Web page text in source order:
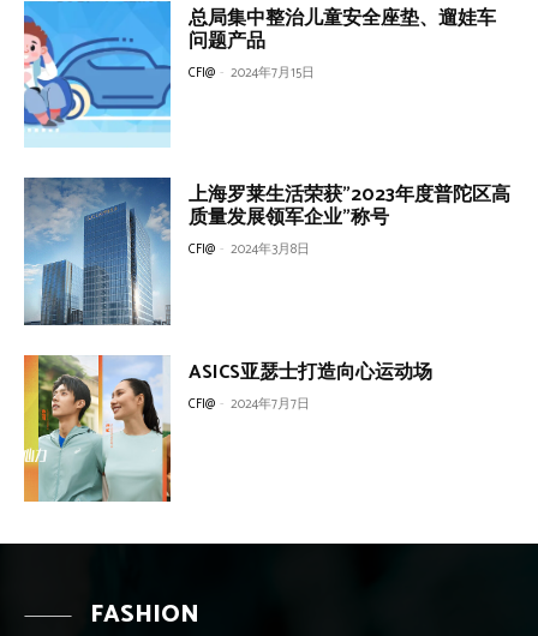
总局集中整治儿童安全座垫、遛娃车
问题产品
CFI@ - 2024年7月15日
上海罗莱生活荣获”2023年度普陀区高
质量发展领军企业”称号
CFI@ - 2024年3月8日
ASICS亚瑟士打造向心运动场
CFI@ - 2024年7月7日
FASHION